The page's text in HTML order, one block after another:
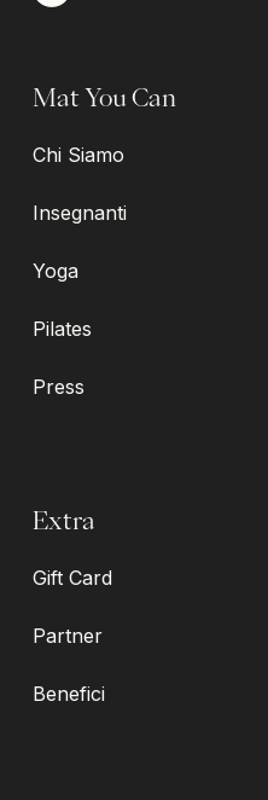
Mat You Can
Chi Siamo
Insegnanti
Yoga
Pilates
Press
Extra
Gift Card
Partner
Benefici